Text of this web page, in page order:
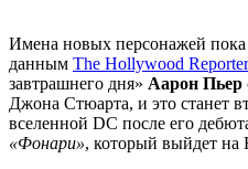
Имена новых персонажей
данным The Hollywood Reporter
завтрашнего дня» Аарон Пьер
Джона Стюарта, и это станет
вселенной DC после его
«Фонари», который выйдет на